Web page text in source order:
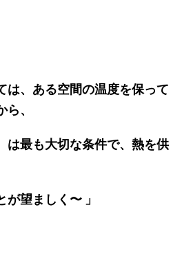
は、ある空間の温度を保って
、
は最も大切な条件で、熱を供
望ましく〜 」